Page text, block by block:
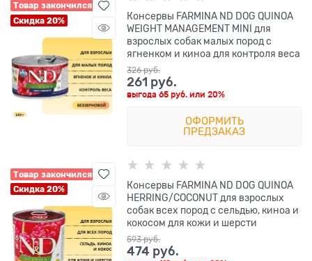
Товар закончился
Скидка 20%
Консервы FARMINA ND DOG QUINOA
WEIGHT MANAGEMENT MINI для
взрослых собак малых пород с
ягненком и киноа для контроля веса
326 руб.
261 руб.
выгода65 руб. или20%
ОФОРМИТЬ
ПРЕДЗАКАЗ
Товар закончился
Скидка 20%
Консервы FARMINA ND DOG QUINOA
HERRING/COCONUT для взрослых
собак всех пород с сельдью, киноа и
кокосом для кожи и шерсти
593 руб.
474 руб.